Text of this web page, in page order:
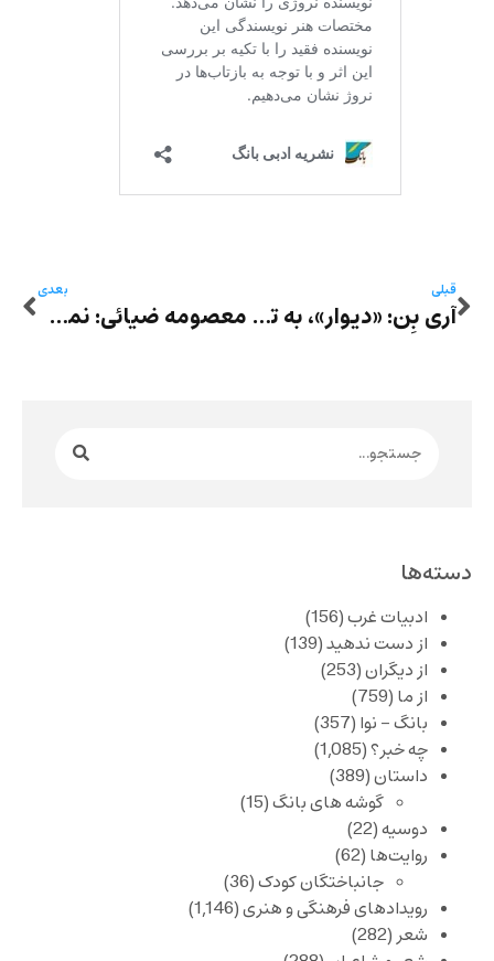
قبلی
آری بِن: «دیوار»، به ترجمه عباس شکری
بعدی
معصومه ضیائی: نمی‌دانیم با قلب‌هامان چه کنیم
دسته‌ها
ادبیات غرب(156)
از دست ندهید(139)
از دیگران(253)
از ما (759)
بانگ – نوا (357)
چه خبر؟(1,085)
داستان(389)
گوشه های بانگ(15)
دوسیه(22)
روایت‌ها (62)
جانباختگان کودک(36)
رویدادهای فرهنگی و هنری(1,146)
شعر(282)